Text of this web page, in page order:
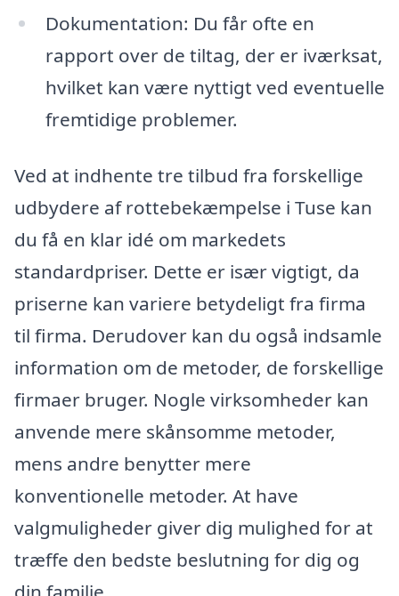
Dokumentation: Du får ofte en
rapport over de tiltag, der er iværksat,
hvilket kan være nyttigt ved eventuelle
fremtidige problemer.
Ved at indhente tre tilbud fra forskellige
udbydere af rottebekæmpelse i Tuse kan
du få en klar idé om markedets
standardpriser. Dette er især vigtigt, da
priserne kan variere betydeligt fra firma
til firma. Derudover kan du også indsamle
information om de metoder, de forskellige
firmaer bruger. Nogle virksomheder kan
anvende mere skånsomme metoder,
mens andre benytter mere
konventionelle metoder. At have
valgmuligheder giver dig mulighed for at
træffe den bedste beslutning for dig og